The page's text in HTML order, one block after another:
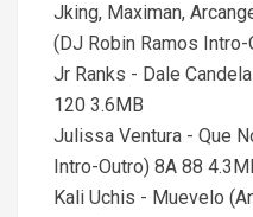
Jking, Maximan,
(DJ Robin Ramos
Jr Ranks - Dale
120 3.6MB
Julissa Ventura - Que
Intro-Outro) 8A 88
Kali Uchis - Muevelo